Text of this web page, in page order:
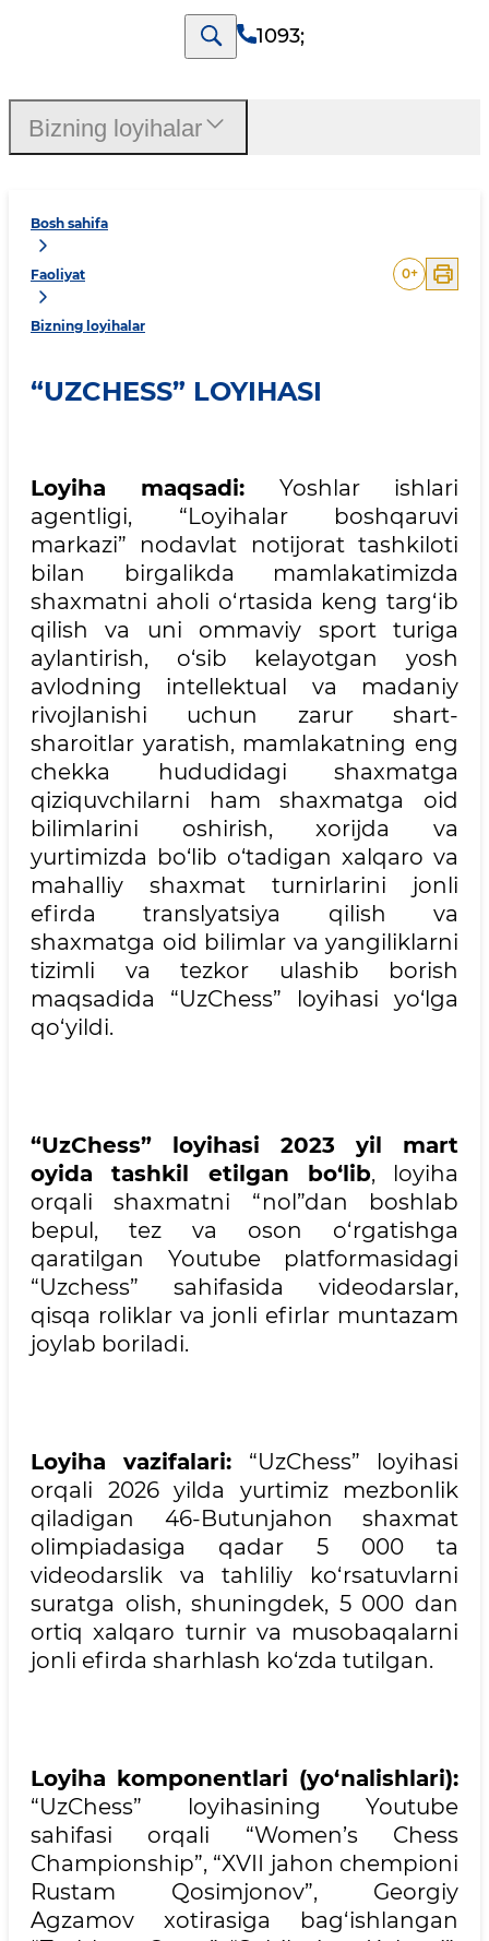
1093;
Bosh sahifa
Faoliyat
Bizning loyihalar
0+
“UZCHESS” LOYIHASI
Loyiha maqsadi: Yoshlar ishlari
agentligi, “Loyihalar boshqaruvi
markazi” nodavlat notijorat tashkiloti
bilan birgalikda mamlakatimizda
shaxmatni aholi o‘rtasida keng targ‘ib
qilish va uni ommaviy sport turiga
aylantirish, o‘sib kelayotgan yosh
avlodning intellektual va madaniy
rivojlanishi uchun zarur shart-
sharoitlar yaratish, mamlakatning eng
chekka hududidagi shaxmatga
qiziquvchilarni ham shaxmatga oid
bilimlarini oshirish, xorijda va
yurtimizda bo‘lib o‘tadigan xalqaro va
mahalliy shaxmat turnirlarini jonli
efirda translyatsiya qilish va
shaxmatga oid bilimlar va yangiliklarni
tizimli va tezkor ulashib borish
maqsadida “UzChess” loyihasi yo‘lga
qo‘yildi.
“UzChess” loyihasi 2023 yil mart
oyida tashkil etilgan bo‘lib, loyiha
orqali shaxmatni “nol”dan boshlab
bepul, tez va oson o‘rgatishga
qaratilgan Youtube platformasidagi
“Uzchess” sahifasida videodarslar,
qisqa roliklar va jonli efirlar muntazam
joylab boriladi.
Loyiha vazifalari: “UzChess” loyihasi
orqali 2026 yilda yurtimiz mezbonlik
qiladigan 46-Butunjahon shaxmat
olimpiadasiga qadar 5 000 ta
videodarslik va tahliliy ko‘rsatuvlarni
suratga olish, shuningdek, 5 000 dan
ortiq xalqaro turnir va musobaqalarni
jonli efirda sharhlash ko‘zda tutilgan.
Loyiha komponentlari (yo‘nalishlari):
“UzChess” loyihasining Youtube
sahifasi orqali “Women’s Chess
Championship”, “XVII jahon chempioni
Rustam Qosimjonov”, Georgiy
Agzamov xotirasiga bag‘ishlangan
Bizning loyihalar